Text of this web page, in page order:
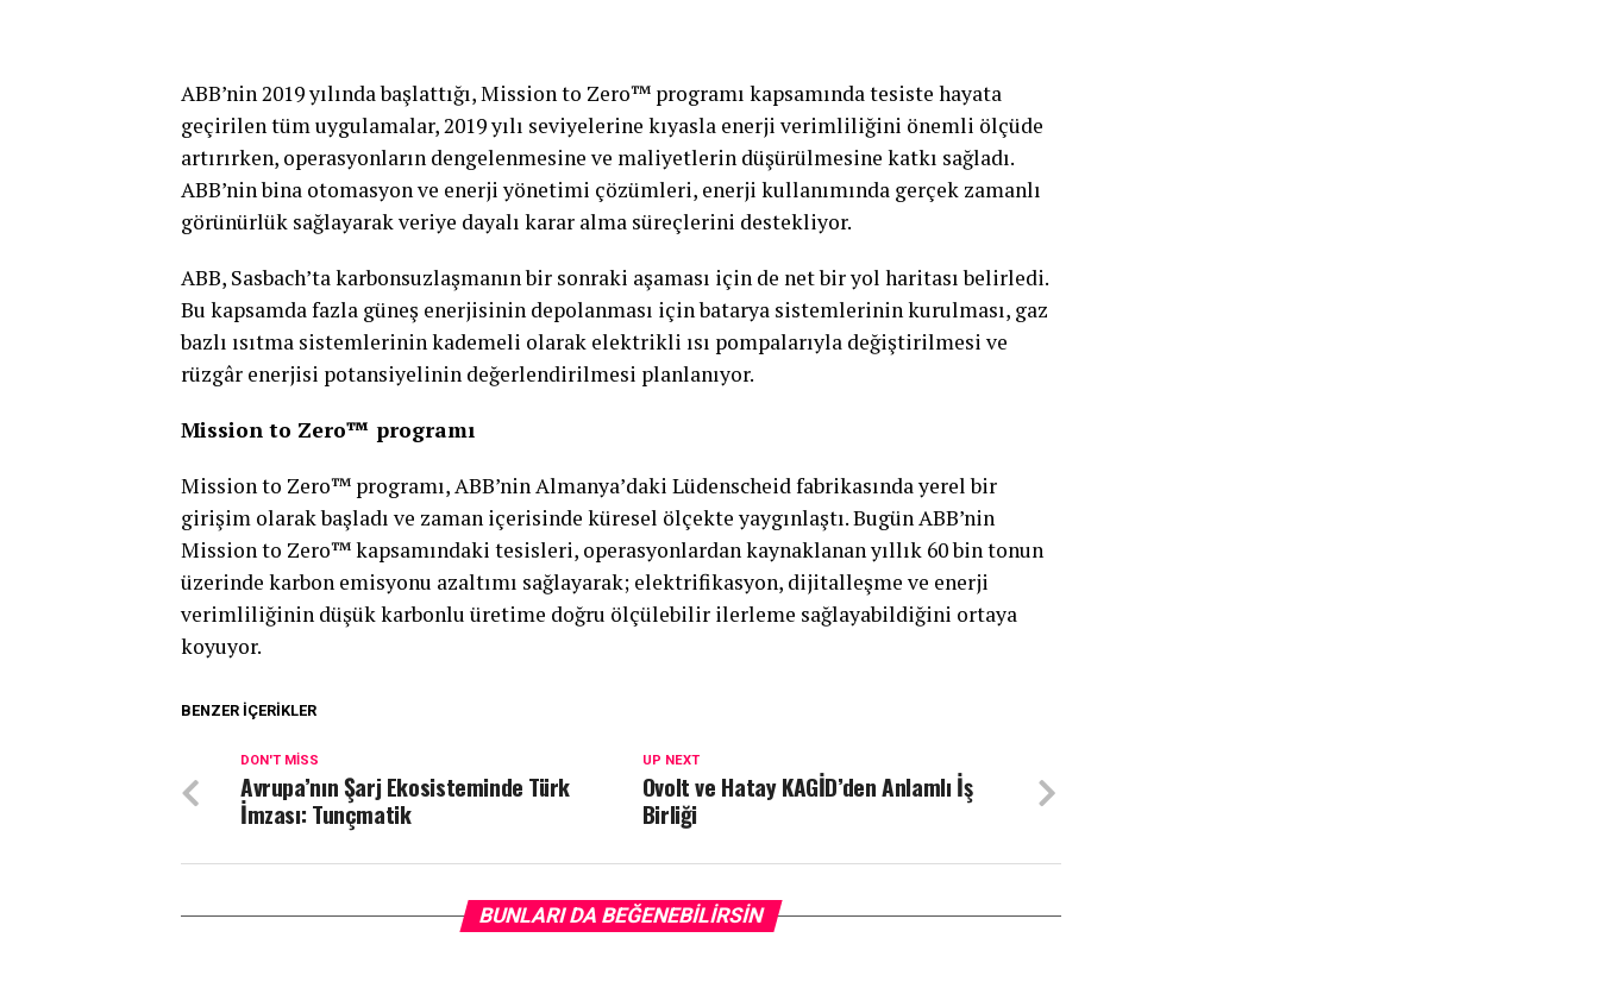
ABB’nin 2019 yılında başlattığı, Mission to Zero™ programı kapsamında tesiste hayata
geçirilen tüm uygulamalar, 2019 yılı seviyelerine kıyasla enerji verimliliğini önemli ölçüde
artırırken, operasyonların dengelenmesine ve maliyetlerin düşürülmesine katkı sağladı.
ABB’nin bina otomasyon ve enerji yönetimi çözümleri, enerji kullanımında gerçek zamanlı
görünürlük sağlayarak veriye dayalı karar alma süreçlerini destekliyor.
ABB, Sasbach’ta karbonsuzlaşmanın bir sonraki aşaması için de net bir yol haritası belirledi.
Bu kapsamda fazla güneş enerjisinin depolanması için batarya sistemlerinin kurulması, gaz
bazlı ısıtma sistemlerinin kademeli olarak elektrikli ısı pompalarıyla değiştirilmesi ve
rüzgâr enerjisi potansiyelinin değerlendirilmesi planlanıyor.
Mission to Zero™ programı
Mission to Zero™ programı, ABB’nin Almanya’daki Lüdenscheid fabrikasında yerel bir
girişim olarak başladı ve zaman içerisinde küresel ölçekte yaygınlaştı. Bugün ABB’nin
Mission to Zero™ kapsamındaki tesisleri, operasyonlardan kaynaklanan yıllık 60 bin tonun
üzerinde karbon emisyonu azaltımı sağlayarak; elektrifikasyon, dijitalleşme ve enerji
verimliliğinin düşük karbonlu üretime doğru ölçülebilir ilerleme sağlayabildiğini ortaya
koyuyor.
BENZER İÇERIKLER
UP NEXT
Ovolt ve Hatay KAGİD’den Anlamlı İş
Birliği
DON'T MISS
Avrupa’nın Şarj Ekosisteminde Türk
İmzası: Tunçmatik
BUNLARI DA BEĞENEBILIRSIN